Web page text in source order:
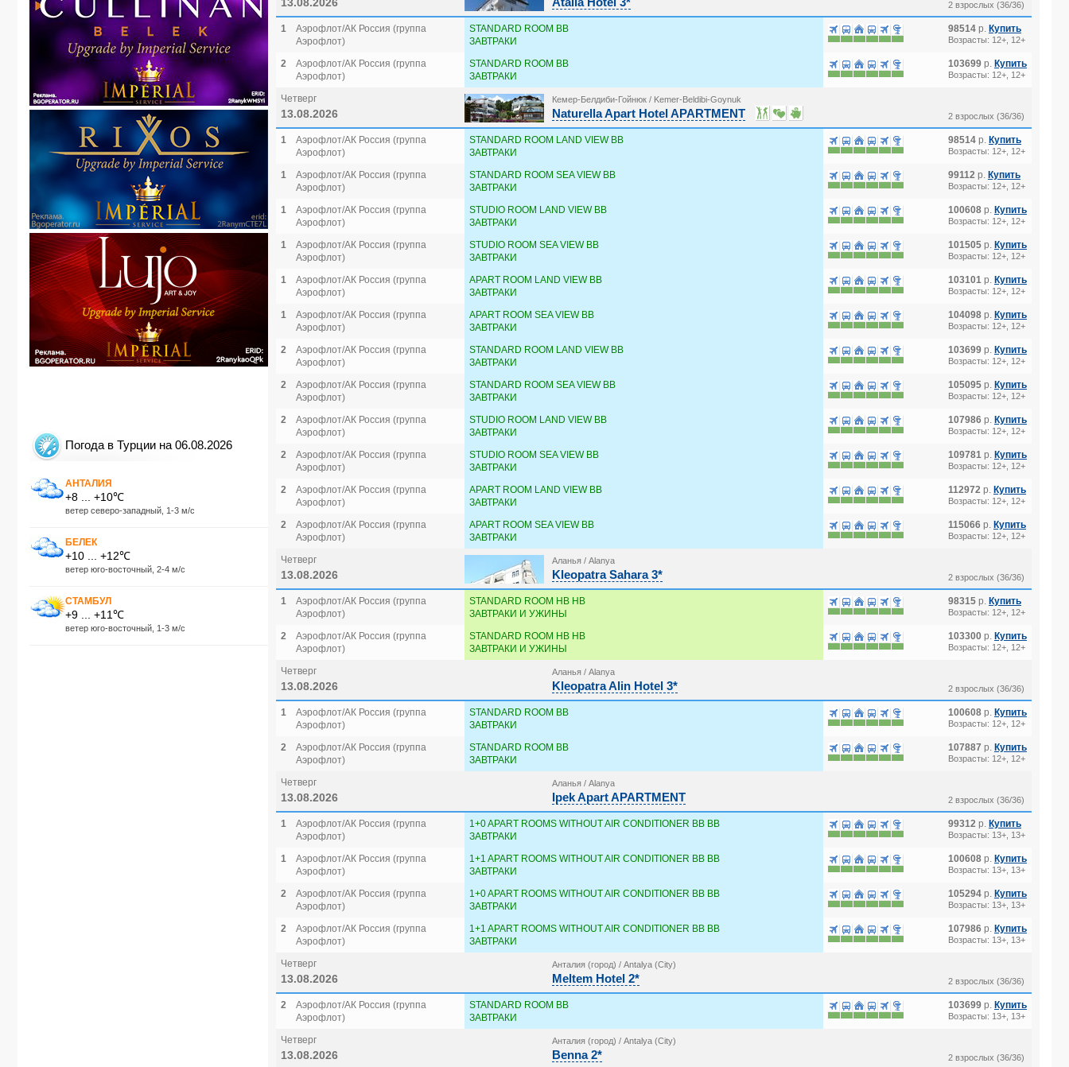
Погода в Турции на 06.08.2026
АНТАЛИЯ
+8 ... +10℃
ветер северо-западный, 1-3 м/с
БЕЛЕК
+10 ... +12℃
ветер юго-восточный, 2-4 м/с
СТАМБУЛ
+9 ... +11℃
ветер юго-восточный, 1-3 м/с
2 взрослых (36/36)
1
Аэрофлот/АК Россия (группа
Аэрофлот)
STANDARD ROOM BB
ЗАВТРАКИ
98514 р. Купить
Возрасты: 12+, 12+
2
Аэрофлот/АК Россия (группа
Аэрофлот)
STANDARD ROOM BB
ЗАВТРАКИ
103699 р. Купить
Возрасты: 12+, 12+
Четверг
13.08.2026
Кемер-Белдиби-Гойнюк / Kemer-Beldibi-Goynuk
Naturella Apart Hotel APARTMENT 2 взрослых (36/36)
1
Аэрофлот/АК Россия (группа
Аэрофлот)
STANDARD ROOM LAND VIEW BB
ЗАВТРАКИ
98514 р. Купить
Возрасты: 12+, 12+
1
Аэрофлот/АК Россия (группа
Аэрофлот)
STANDARD ROOM SEA VIEW BB
ЗАВТРАКИ
99112 р. Купить
Возрасты: 12+, 12+
1
Аэрофлот/АК Россия (группа
Аэрофлот)
STUDIO ROOM LAND VIEW BB
ЗАВТРАКИ
100608 р. Купить
Возрасты: 12+, 12+
1
Аэрофлот/АК Россия (группа
Аэрофлот)
STUDIO ROOM SEA VIEW BB
ЗАВТРАКИ
101505 р. Купить
Возрасты: 12+, 12+
1
Аэрофлот/АК Россия (группа
Аэрофлот)
APART ROOM LAND VIEW BB
ЗАВТРАКИ
103101 р. Купить
Возрасты: 12+, 12+
1
Аэрофлот/АК Россия (группа
Аэрофлот)
APART ROOM SEA VIEW BB
ЗАВТРАКИ
104098 р. Купить
Возрасты: 12+, 12+
2
Аэрофлот/АК Россия (группа
Аэрофлот)
STANDARD ROOM LAND VIEW BB
ЗАВТРАКИ
103699 р. Купить
Возрасты: 12+, 12+
2
Аэрофлот/АК Россия (группа
Аэрофлот)
STANDARD ROOM SEA VIEW BB
ЗАВТРАКИ
105095 р. Купить
Возрасты: 12+, 12+
2
Аэрофлот/АК Россия (группа
Аэрофлот)
STUDIO ROOM LAND VIEW BB
ЗАВТРАКИ
107986 р. Купить
Возрасты: 12+, 12+
2
Аэрофлот/АК Россия (группа
Аэрофлот)
STUDIO ROOM SEA VIEW BB
ЗАВТРАКИ
109781 р. Купить
Возрасты: 12+, 12+
2
Аэрофлот/АК Россия (группа
Аэрофлот)
APART ROOM LAND VIEW BB
ЗАВТРАКИ
112972 р. Купить
Возрасты: 12+, 12+
2
Аэрофлот/АК Россия (группа
Аэрофлот)
APART ROOM SEA VIEW BB
ЗАВТРАКИ
115066 р. Купить
Возрасты: 12+, 12+
Четверг
13.08.2026
Аланья / Alanya
Kleopatra Sahara 3* 2 взрослых (36/36)
1
Аэрофлот/АК Россия (группа
Аэрофлот)
STANDARD ROOM HB HB
ЗАВТРАКИ И УЖИНЫ
98315 р. Купить
Возрасты: 12+, 12+
2
Аэрофлот/АК Россия (группа
Аэрофлот)
STANDARD ROOM HB HB
ЗАВТРАКИ И УЖИНЫ
103300 р. Купить
Возрасты: 12+, 12+
Четверг
13.08.2026
Аланья / Alanya
Kleopatra Alin Hotel 3* 2 взрослых (36/36)
1
Аэрофлот/АК Россия (группа
Аэрофлот)
STANDARD ROOM BB
ЗАВТРАКИ
100608 р. Купить
Возрасты: 12+, 12+
2
Аэрофлот/АК Россия (группа
Аэрофлот)
STANDARD ROOM BB
ЗАВТРАКИ
107887 р. Купить
Возрасты: 12+, 12+
Четверг
13.08.2026
Аланья / Alanya
Ipek Apart APARTMENT 2 взрослых (36/36)
1
Аэрофлот/АК Россия (группа
Аэрофлот)
1+0 APART ROOMS WITHOUT AIR CONDITIONER BB BB
ЗАВТРАКИ
99312 р. Купить
Возрасты: 13+, 13+
1
Аэрофлот/АК Россия (группа
Аэрофлот)
1+1 APART ROOMS WITHOUT AIR CONDITIONER BB BB
ЗАВТРАКИ
100608 р. Купить
Возрасты: 13+, 13+
2
Аэрофлот/АК Россия (группа
Аэрофлот)
1+0 APART ROOMS WITHOUT AIR CONDITIONER BB BB
ЗАВТРАКИ
105294 р. Купить
Возрасты: 13+, 13+
2
Аэрофлот/АК Россия (группа
Аэрофлот)
1+1 APART ROOMS WITHOUT AIR CONDITIONER BB BB
ЗАВТРАКИ
107986 р. Купить
Возрасты: 13+, 13+
Четверг
13.08.2026
Анталия (город) / Antalya (City)
Meltem Hotel 2* 2 взрослых (36/36)
2
Аэрофлот/АК Россия (группа
Аэрофлот)
STANDARD ROOM BB
ЗАВТРАКИ
103699 р. Купить
Возрасты: 13+, 13+
Четверг
13.08.2026
Анталия (город) / Antalya (City)
Benna 2* 2 взрослых (36/36)